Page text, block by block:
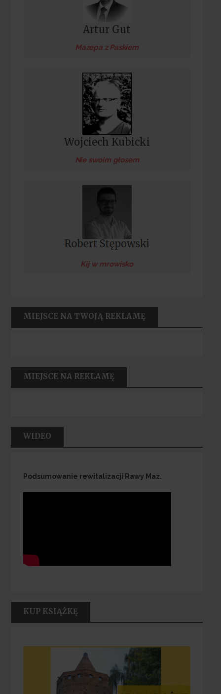
Artur Gut
Mazepa z Paskiem
Wojciech Kubicki
Nie swoim głosem
Kij w mrowisko
MIEJSCE NA TWOJĄ REKLAMĘ
MIEJSCE NA REKLAMĘ
WIDEO
Podsumowanie rewitalizacji Rawy Maz.
KUP KSIĄŻKĘ